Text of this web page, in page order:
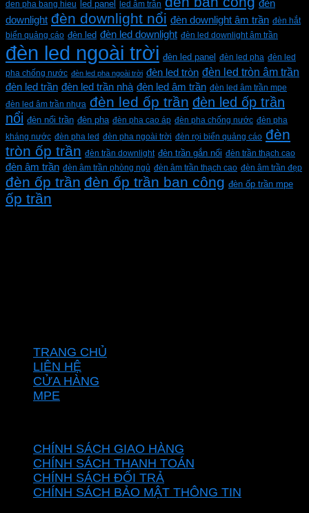
den pha bang hieu led panel led âm trần
đèn
downlight đèn downlight nổi đèn downlight âm trần đèn hắt
biển quảng cáo đèn led đèn led downlight đèn led downlight âm trần
đèn led ngoài trời đèn led panel đèn led pha đèn led
pha chống nước đèn led pha ngoài trời đèn led tròn đèn led tròn âm trần
đèn led trần đèn led trần nhà đèn led âm trần đèn led âm trần mpe
đèn led âm trần nhựa đèn led ốp trần đèn led ốp trần
nổi đèn nổi trần đèn pha đèn pha cao áp đèn pha chống nước đèn pha
kháng nước đèn pha led đèn pha ngoài trời đèn rọi biển quảng cáo đèn
tròn ốp trần đèn trần downlight đèn trần gắn nổi đèn trần thạch cao
đèn âm trần đèn âm trần phòng ngủ đèn âm trần thạch cao đèn âm trần đẹp
đèn ốp trần đèn ốp trần ban công đèn ốp trần mpe
ốp trần
TRANG CHỦ
LIÊN HỆ
CỬA HÀNG
MPE
CHÍNH SÁCH GIAO HÀNG
CHÍNH SÁCH THANH TOÁN
CHÍNH SÁCH ĐỔI TRẢ
CHÍNH SÁCH BẢO MẬT THÔNG TIN